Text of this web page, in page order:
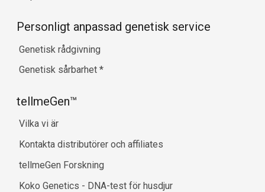
Personligt anpassad genetisk service
Genetisk rådgivning
Genetisk sårbarhet *
tellmeGen™
Vilka vi är
Kontakta distributörer och affiliates
tellmeGen Forskning
Koko Genetics - DNA-test för husdjur